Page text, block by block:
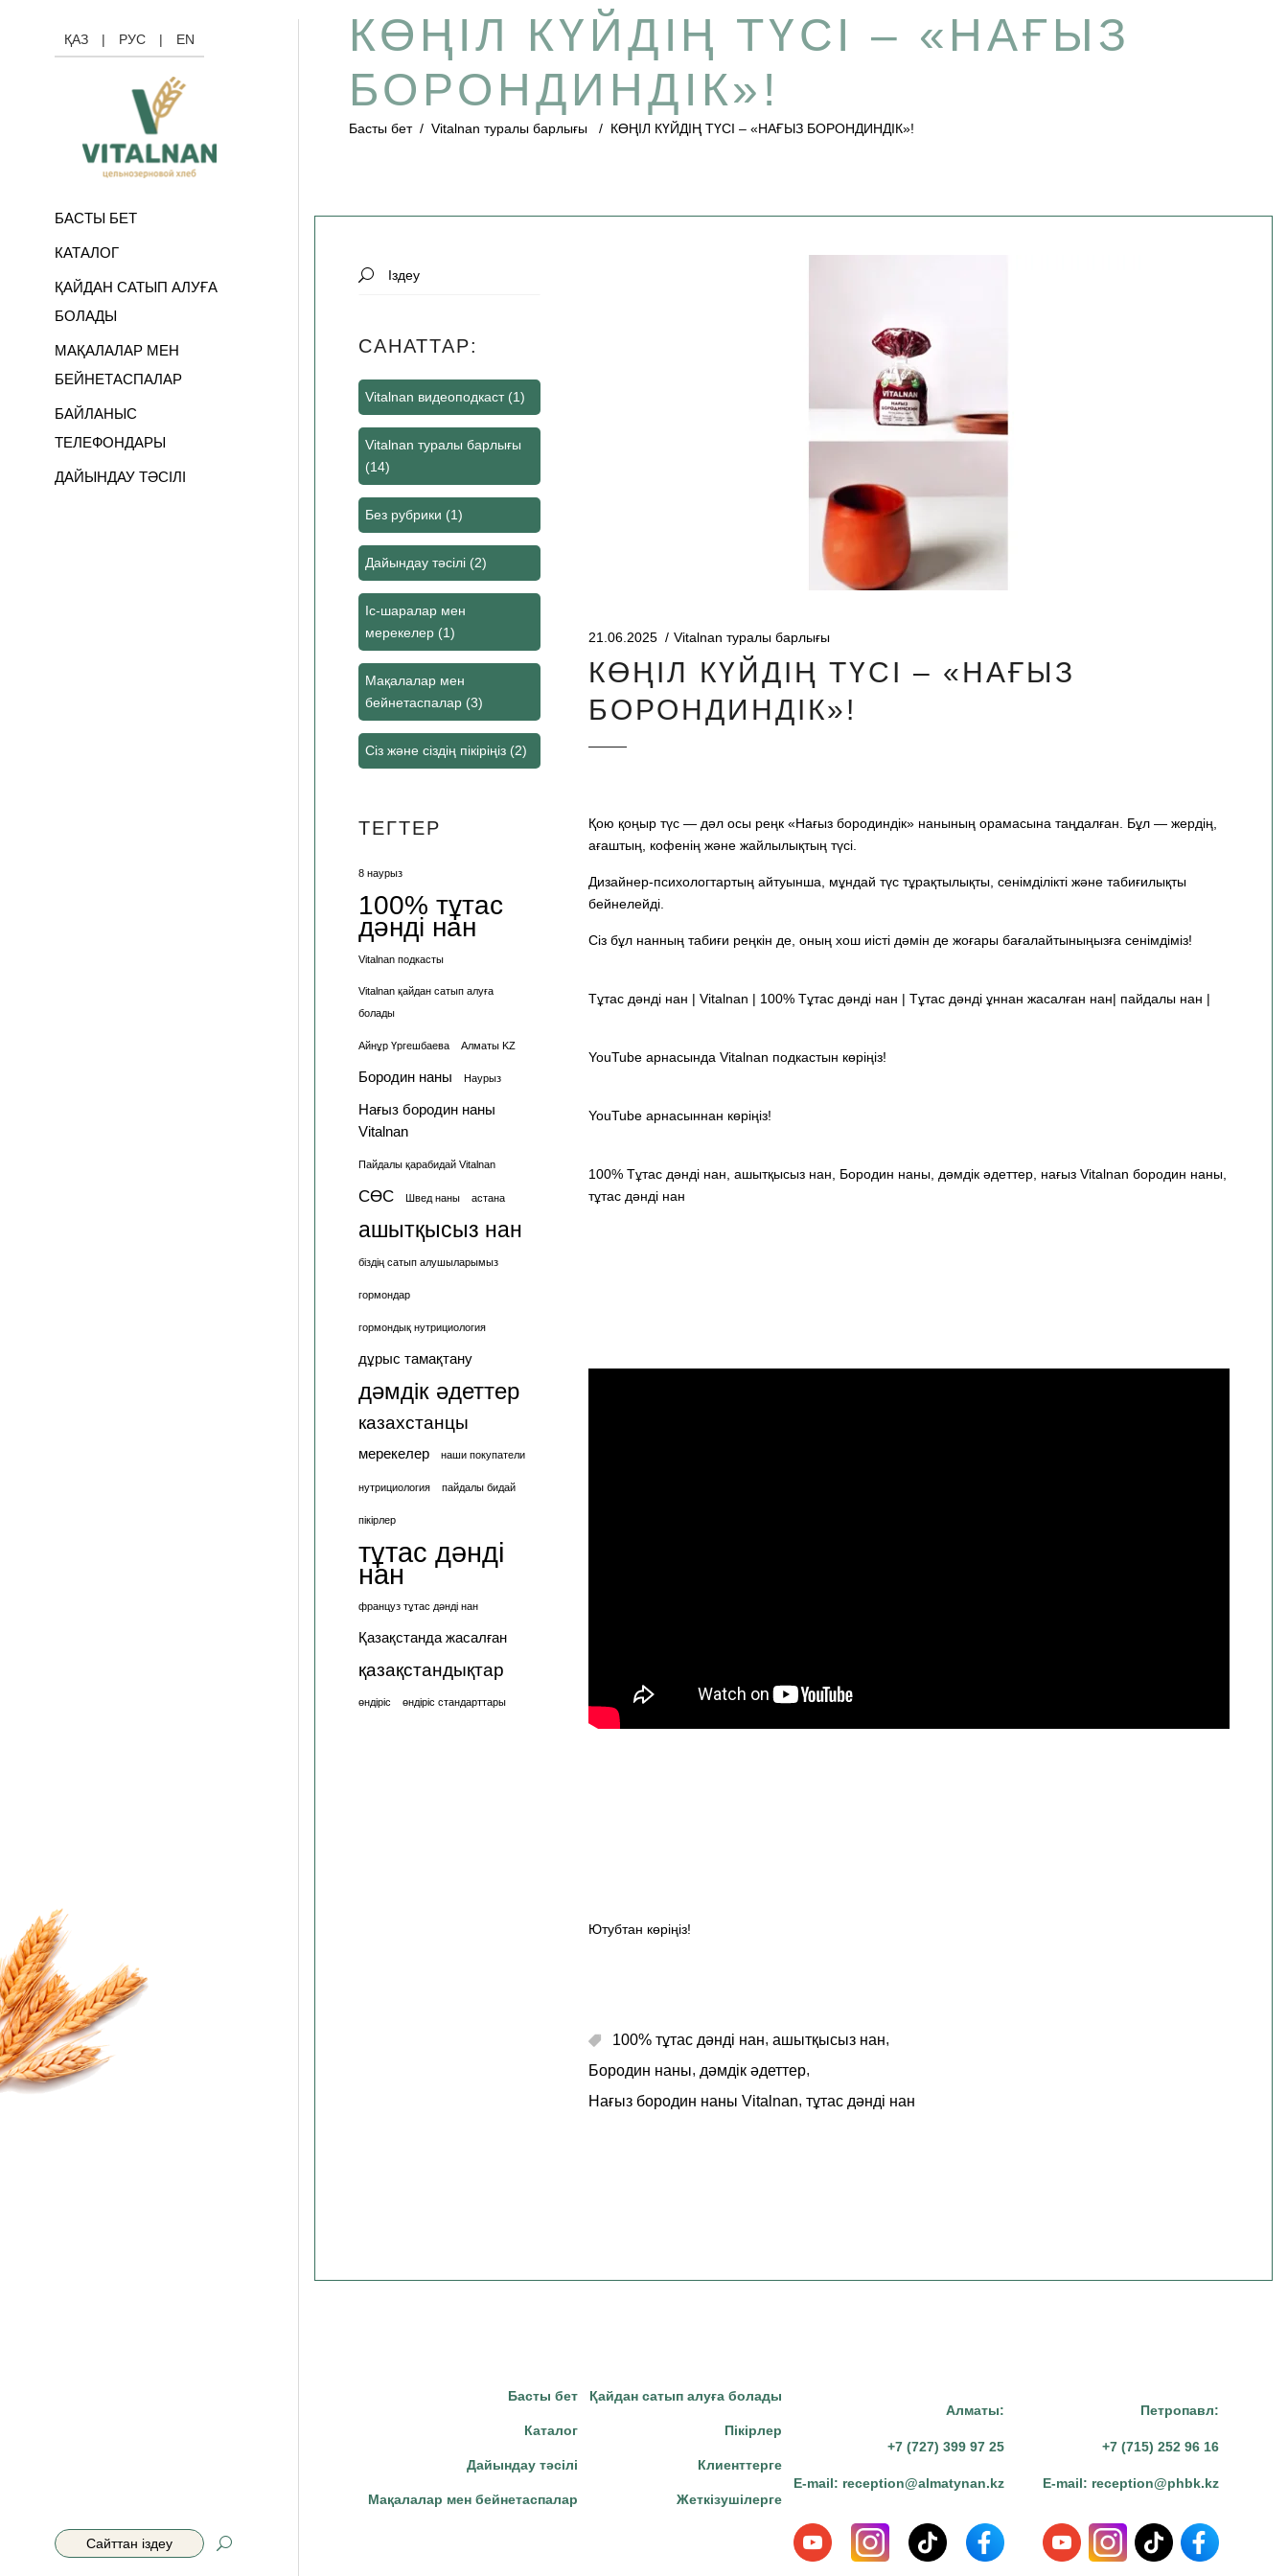
ҚАЗ | РУС | EN
БАСТЫ БЕТ
КАТАЛОГ
ҚАЙДАН САТЫП АЛУҒА
БОЛАДЫ
МАҚАЛАЛАР МЕН
БЕЙНЕТАСПАЛАР
БАЙЛАНЫС
ТЕЛЕФОНДАРЫ
ДАЙЫНДАУ ТӘСІЛІ
Search
КӨҢІЛ КҮЙДІҢ ТҮСІ – «НАҒЫЗ
БОРОНДИНДІК»!
Басты бет/ Vitalnan туралы барлығы / КӨҢІЛ КҮЙДІҢ ТҮСІ – «НАҒЫЗ БОРОНДИНДІК»!
21.06.2025 Vitalnan туралы барлығы
КӨҢІЛ КҮЙДІҢ ТҮСІ – «НАҒЫЗ
БОРОНДИНДІК»!
Қою қоңыр түс — дәл осы реңк «Нағыз бородиндік» нанының орамасына таңдалған. Бұл — жердің,
ағаштың, кофенің және жайлылықтың түсі.
Дизайнер-психологтартың айтуынша, мұндай түс тұрақтылықты, сенімділікті және табиғилықты
бейнелейді.
Сіз бұл нанның табиғи реңкін де, оның хош иісті дәмін де жоғары бағалайтыныңызға сенімдіміз!
Тұтас дәнді нан | Vitalnan | 100% Тұтас дәнді нан | Тұтас дәнді ұннан жасалған нан| пайдалы нан |
YouTube арнасында Vitalnan подкастын көріңіз!
YouTube арнасыннан көріңіз!
100% Тұтас дәнді нан, ашытқысыз нан, Бородин наны, дәмдік әдеттер, нағыз Vitalnan бородин наны,
тұтас дәнді нан
Ютубтан көріңіз!
100% тұтас дәнді нан, ашытқысыз нан,
Бородин наны, дәмдік әдеттер,
Нағыз бородин наны Vitalnan, тұтас дәнді нан
Search
for:
САНАТТАР:
Vitalnan видеоподкаст(1)
Vitalnan туралы барлығы
(14)
Без рубрики (1)
Дайындау тәсілі (2)
Іс-шаралар мен
мерекелер (1)
Мақалалар мен
бейнетаспалар (3)
Сіз және сіздің пікіріңіз (2)
ТЕГТЕР
8 наурыз
100% тұтас
дәнді нан
Vitalnan подкасты
Vitalnan қайдан сатып алуға
болады
Айнұр Үргешбаева Алматы KZ
Бородин наны Наурыз
Нағыз бородин наны
Vitalnan
Пайдалы қарабидай Vitalnan
СӨС Швед наны астана
ашытқысыз нан
біздің сатып алушыларымыз
гормондар
гормондық нутрициология
дұрыс тамақтану
дәмдік әдеттер
казахстанцы
мерекелер наши покупатели
нутрициология пайдалы бидай
пікірлер
тұтас дәнді
нан
француз тұтас дәнді нан
Қазақстанда жасалған
қазақстандықтар
өндіріс өндіріс стандарттары
Басты бет
Каталог
Дайындау тәсілі
Мақалалар мен бейнетаспалар
Қайдан сатып алуға болады
Пікірлер
Клиенттерге
Жеткізушілерге
Алматы:
+7 (727) 399 97 25
E-mail: reception@almatynan.kz
Петропавл:
+7 (715) 252 96 16
E-mail: reception@phbk.kz